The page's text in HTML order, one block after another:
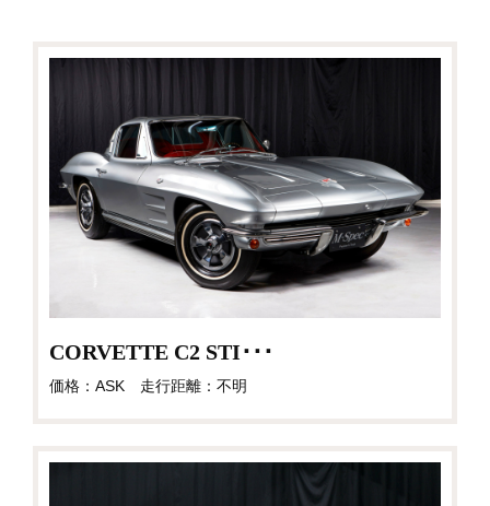
CORVETTE C2 STI･･･
価格：ASK 走行距離：不明